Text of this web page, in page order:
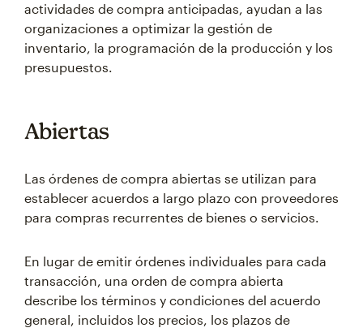
actividades de compra anticipadas, ayudan a las
organizaciones a optimizar la gestión de
inventario, la programación de la producción y los
presupuestos.
Abiertas
Las órdenes de compra abiertas se utilizan para
establecer acuerdos a largo plazo con proveedores
para compras recurrentes de bienes o servicios.
En lugar de emitir órdenes individuales para cada
transacción, una orden de compra abierta
describe los términos y condiciones del acuerdo
general, incluidos los precios, los plazos de